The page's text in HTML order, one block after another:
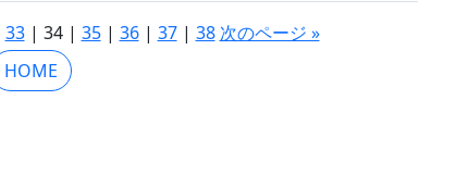
33| 34 | 35| 36| 37| 38 次のページ »
HOME